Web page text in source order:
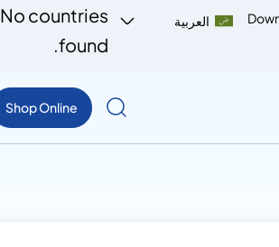
العربية
No countries
found.
Shop Online